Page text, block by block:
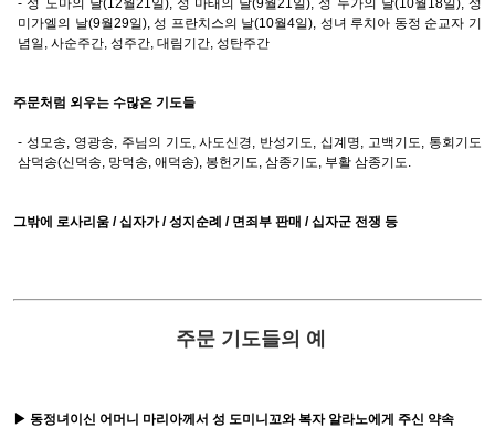
- 성 도마의 날(12월21일), 성 마태의 날(9월21일), 성 누가의 날(10월18일), 성
미가엘의 날(9월29일), 성 프란치스의 날(10월4일), 성녀 루치아 동정 순교자 기
념일, 사순주간, 성주간, 대림기간, 성탄주간
주문처럼 외우는 수많은 기도들
- 성모송, 영광송, 주님의 기도, 사도신경, 반성기도, 십계명, 고백기도, 통회기도
삼덕송(신덕송, 망덕송, 애덕송), 봉헌기도, 삼종기도, 부활 삼종기도.
그밖에 로사리움 / 십자가 / 성지순례 / 면죄부 판매 / 십자군 전쟁 등
주문 기도들의 예
▶ 동정녀이신 어머니 마리아께서 성 도미니꼬와 복자 알라노에게 주신 약속